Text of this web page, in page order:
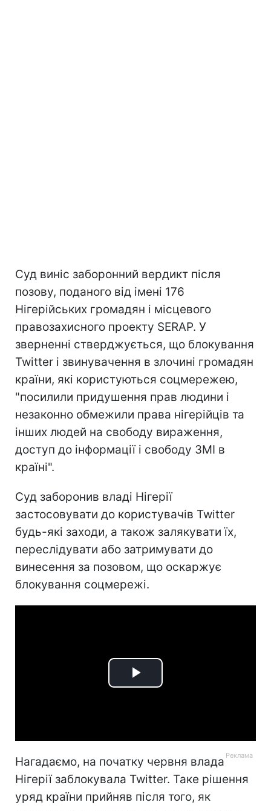
Суд виніс заборонний вердикт після
позову, поданого від імені 176
Нігерійських громадян і місцевого
правозахисного проекту SERAP. У
зверненні стверджується, що блокування
Twitter і звинувачення в злочині громадян
країни, які користуються соцмережею,
"посилили придушення прав людини і
незаконно обмежили права нігерійців та
інших людей на свободу вираження,
доступ до інформації і свободу ЗМІ в
країні".
Суд заборонив владі Нігерії
застосовувати до користувачів Twitter
будь-які заходи, а також залякувати їх,
переслідувати або затримувати до
винесення за позовом, що оскаржує
блокування соцмережі.
Play
Нагадаємо, на початку червня влада
Нігерії заблокувала Twitter. Таке рішення
уряд країни прийняв після того, як